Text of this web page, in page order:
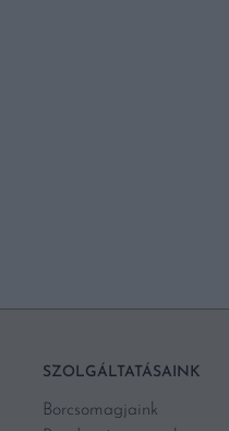
SZOLGÁLTATÁSAINK
Borcsomagjaink